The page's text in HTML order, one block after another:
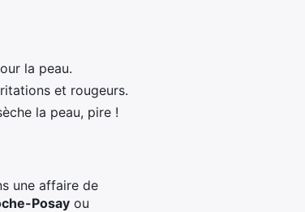
la peau.
et rougeurs.
la peau, pire !
une affaire de
Posay ou